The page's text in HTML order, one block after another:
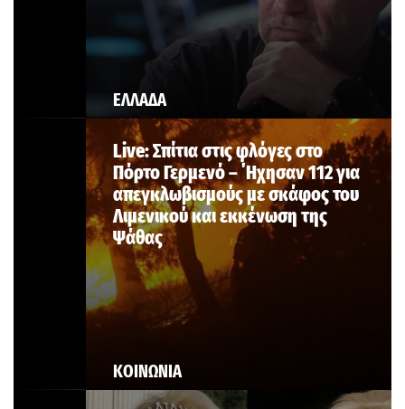
ΕΛΛΑΔΑ
ΚΟΙΝΩΝΙΑ
Live: Σπίτια στις φλόγες στο
Πόρτο Γερμενό – ΄Ηχησαν 112 για
απεγκλωβισμούς με σκάφος του
Λιμενικού και εκκένωση της
Ψάθας